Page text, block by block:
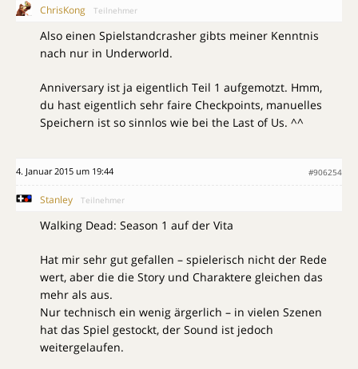
ChrisKong Teilnehmer
Also einen Spielstandcrasher gibts meiner Kenntnis
nach nur in Underworld.
Anniversary ist ja eigentlich Teil 1 aufgemotzt. Hmm,
du hast eigentlich sehr faire Checkpoints, manuelles
Speichern ist so sinnlos wie bei the Last of Us. ^^
4. Januar 2015 um 19:44 #906254
Stanley Teilnehmer
Walking Dead: Season 1 auf der Vita
Hat mir sehr gut gefallen – spielerisch nicht der Rede
wert, aber die die Story und Charaktere gleichen das
mehr als aus.
Nur technisch ein wenig ärgerlich – in vielen Szenen
hat das Spiel gestockt, der Sound ist jedoch
weitergelaufen.